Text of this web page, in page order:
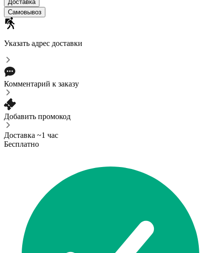
Доставка
Самовывоз
Указать адрес доставки
Комментарий к заказу
Добавить промокод
Доставка ~1 час
Бесплатно